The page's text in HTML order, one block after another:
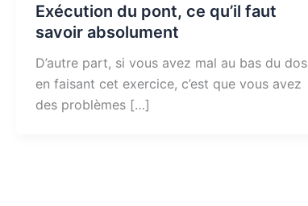
Exécution du pont, ce qu’il faut
savoir absolument
D’autre part, si vous avez mal au bas du dos
en faisant cet exercice, c’est que vous avez
des problèmes […]